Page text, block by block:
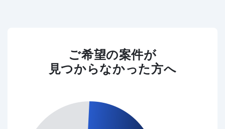
ご希望の案件が
見つからなかった方へ